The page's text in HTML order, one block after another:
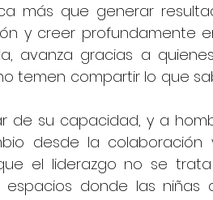
más que generar
y creer profundamente
avanza gracias a
temen compartir lo que
de su capacidad, y a
desde la colaboración
el liderazgo no se
donde las niñas